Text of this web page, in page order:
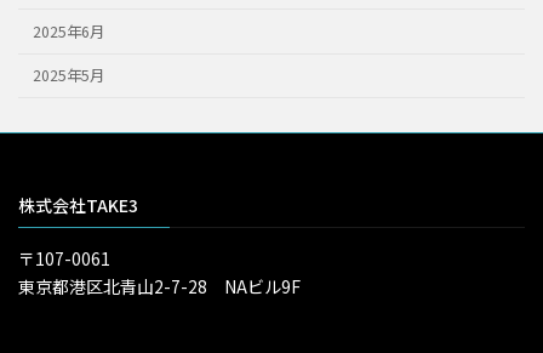
2025年6月
2025年5月
株式会社TAKE3
〒107-0061
東京都港区北青山2-7-28 NAビル9F